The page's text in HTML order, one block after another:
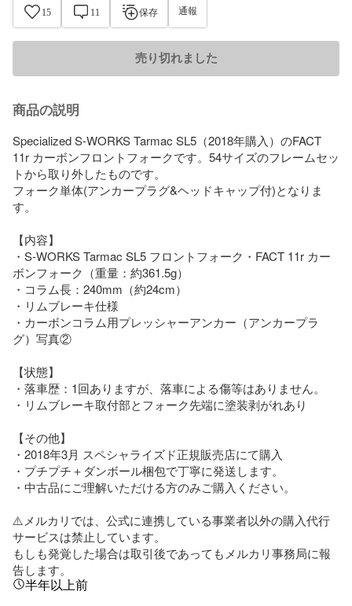
15 11 保存 通報
売り切れました
商品の説明
Specialized S-WORKS Tarmac SL5（2018年購入）のFACT
11r カーボンフロントフォークです。54サイズのフレームセッ
トから取り外したものです。
フォーク単体(アンカープラグ&ヘッドキャップ付)となりま
す。
【内容】
・S-WORKS Tarmac SL5 フロントフォーク・FACT 11r カー
ボンフォーク（重量：約361.5g）
・コラム長：240mm（約24cm）
・リムブレーキ仕様
・カーボンコラム用プレッシャーアンカー（アンカープラ
グ）写真②
【状態】
・落車歴：1回ありますが、落車による傷等はありません。
・リムブレーキ取付部とフォーク先端に塗装剥がれあり
【その他】
・2018年3月 スペシャライズド正規販売店にて購入
・プチプチ＋ダンボール梱包で丁寧に発送します。
・中古品にご理解いただける方のみご購入ください。
⚠️メルカリでは、公式に連携している事業者以外の購入代行
サービスは禁止しています。
もしも発覚した場合は取引後であってもメルカリ事務局に報
告します。
半年以上前